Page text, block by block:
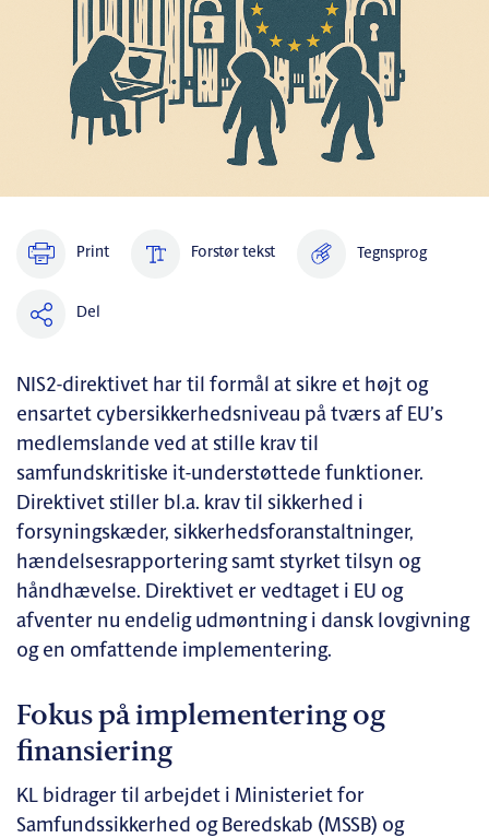
Print Forstør tekst Tegnsprog
Del
NIS2-direktivet har til formål at sikre et højt og
ensartet cybersikkerhedsniveau på tværs af EU’s
medlemslande ved at stille krav til
samfundskritiske it-understøttede funktioner.
Direktivet stiller bl.a. krav til sikkerhed i
forsyningskæder, sikkerhedsforanstaltninger,
hændelsesrapportering samt styrket tilsyn og
håndhævelse. Direktivet er vedtaget i EU og
afventer nu endelig udmøntning i dansk lovgivning
og en omfattende implementering.
Fokus på implementering og
finansiering
KL bidrager til arbejdet i Ministeriet for
Samfundssikkerhed og Beredskab (MSSB) og